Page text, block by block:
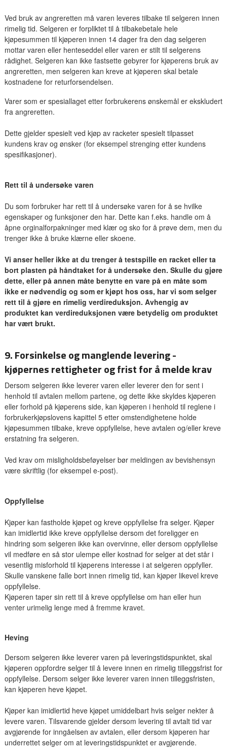
Ved bruk av angreretten må varen leveres tilbake til selgeren innen
rimelig tid. Selgeren er forpliktet til å tilbakebetale hele
kjøpesummen til kjøperen innen 14 dager fra den dag selgeren
mottar varen eller henteseddel eller varen er stilt til selgerens
rådighet. Selgeren kan ikke fastsette gebyrer for kjøperens bruk av
angreretten, men selgeren kan kreve at kjøperen skal betale
kostnadene for returforsendelsen.
Varer som er spesiallaget etter forbrukerens ønskemål er ekskludert
fra angreretten.
Dette gjelder spesielt ved kjøp av racketer spesielt tilpasset
kundens krav og ønsker (for eksempel strenging etter kundens
spesifikasjoner).
Rett til å undersøke varen
Du som forbruker har rett til å undersøke varen for å se hvilke
egenskaper og funksjoner den har. Dette kan f.eks. handle om å
åpne orginalforpakninger med klær og sko for å prøve dem, men du
trenger ikke å bruke klærne eller skoene.
Vi anser heller ikke at du trenger å testspille en racket eller ta
bort plasten på håndtaket for å undersøke den. Skulle du gjøre
dette, eller på annen måte benytte en vare på en måte som
ikke er nødvendig og som er kjøpt hos oss, har vi som selger
rett til å gjøre en rimelig verdireduksjon. Avhengig av
produktet kan verdireduksjonen være betydelig om produktet
har vært brukt.
9. Forsinkelse og manglende levering -
kjøpernes rettigheter og frist for å melde krav
Dersom selgeren ikke leverer varen eller leverer den for sent i
henhold til avtalen mellom partene, og dette ikke skyldes kjøperen
eller forhold på kjøperens side, kan kjøperen i henhold til reglene i
forbrukerkjøpslovens kapittel 5 etter omstendighetene holde
kjøpesummen tilbake, kreve oppfyllelse, heve avtalen og/eller kreve
erstatning fra selgeren.
Ved krav om misligholdsbeføyelser bør meldingen av bevishensyn
være skriftlig (for eksempel e-post).
Oppfyllelse
Kjøper kan fastholde kjøpet og kreve oppfyllelse fra selger. Kjøper
kan imidlertid ikke kreve oppfyllelse dersom det foreligger en
hindring som selgeren ikke kan overvinne, eller dersom oppfyllelse
vil medføre en så stor ulempe eller kostnad for selger at det står i
vesentlig misforhold til kjøperens interesse i at selgeren oppfyller.
Skulle vanskene falle bort innen rimelig tid, kan kjøper likevel kreve
oppfyllelse.
Kjøperen taper sin rett til å kreve oppfyllelse om han eller hun
venter urimelig lenge med å fremme kravet.
Heving
Dersom selgeren ikke leverer varen på leveringstidspunktet, skal
kjøperen oppfordre selger til å levere innen en rimelig tilleggsfrist for
oppfyllelse. Dersom selger ikke leverer varen innen tilleggsfristen,
kan kjøperen heve kjøpet.
Kjøper kan imidlertid heve kjøpet umiddelbart hvis selger nekter å
levere varen. Tilsvarende gjelder dersom levering til avtalt tid var
avgjørende for inngåelsen av avtalen, eller dersom kjøperen har
underrettet selger om at leveringstidspunktet er avgjørende.